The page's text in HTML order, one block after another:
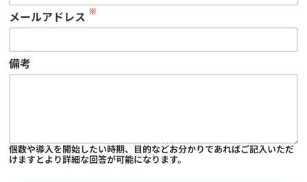
メールアドレス ※
備考
個数や導入を開始したい時期、目的などお分かりであればご記入いただ
けますとより詳細な回答が可能になります。